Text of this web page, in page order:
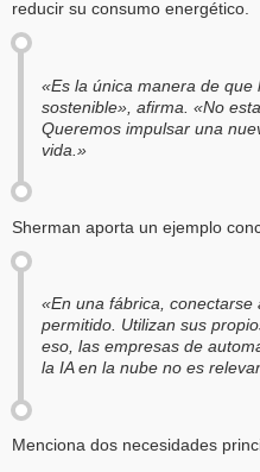
reducir su consumo energético.
«Es la única manera de que
sostenible», afirma. «No
Queremos impulsar una
vida.»
Sherman aporta un ejemplo
«En una fábrica,
permitido. Utilizan sus
eso, las empresas de
la IA en la nube no es
Menciona dos necesidades